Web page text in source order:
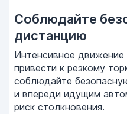
Соблюдайте
дистанцию
Интенсивное
привести к резкому
соблюдайте
и впереди идущим
риск столкновения.